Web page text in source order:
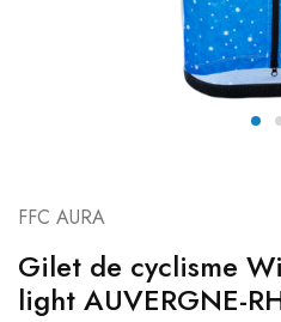
FFC AURA
Gilet de cyclisme
light AUVERGNE-